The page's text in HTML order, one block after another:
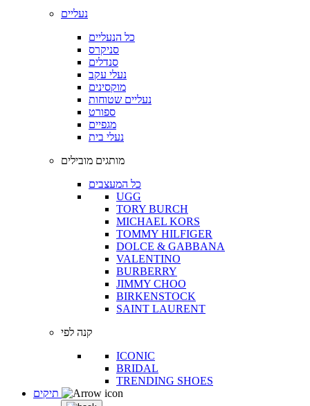
נעליים
כל הנעליים
סניקרס
סנדלים
נעלי עקב
מוקסינים
נעליים שטוחות
ספורט
מגפיים
נעלי בית
מותגים מובילים
כל המעצבים
UGG
TORY BURCH
MICHAEL KORS
TOMMY HILFIGER
DOLCE & GABBANA
VALENTINO
BURBERRY
JIMMY CHOO
BIRKENSTOCK
SAINT LAURENT
קנה לפי
ICONIC
BRIDAL
TRENDING SHOES